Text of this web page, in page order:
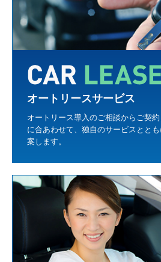
オートリースサービス
オートリース導入のご相談からご契
に合あわせて、独自のサービスとと
案します。